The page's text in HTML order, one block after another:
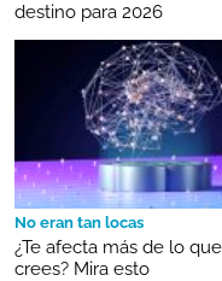
destino para 2026
No eran tan locas
¿Te afecta más de lo que
crees? Mira esto